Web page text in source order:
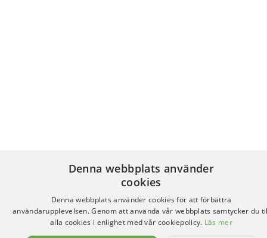
Denna webbplats använder
cookies
Denna webbplats använder cookies för att förbättra
användarupplevelsen. Genom att använda vår webbplats samtycker du
alla cookies i enlighet med vår cookiepolicy. Läs mer